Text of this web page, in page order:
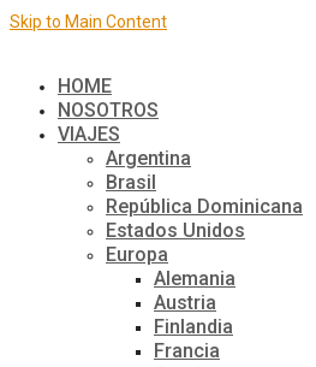
Skip to Main Content
HOME
NOSOTROS
VIAJES
Argentina
Brasil
República Dominicana
Estados Unidos
Europa
Alemania
Austria
Finlandia
Francia